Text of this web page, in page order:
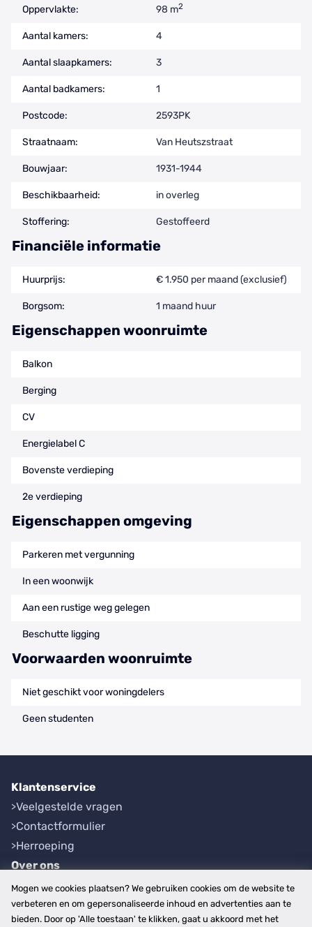
Oppervlakte: 98 m2
Aantal kamers: 4
Aantal slaapkamers: 3
Aantal badkamers: 1
Postcode: 2593PK
Straatnaam: Van Heutszstraat
Bouwjaar: 1931-1944
Beschikbaarheid: in overleg
Stoffering: Gestoffeerd
Financiële informatie
Huurprijs: € 1.950 per maand (exclusief)
Borgsom: 1 maand huur
Eigenschappen woonruimte
Balkon
Berging
CV
Energielabel C
Bovenste verdieping
2e verdieping
Eigenschappen omgeving
Parkeren met vergunning
In een woonwijk
Aan een rustige weg gelegen
Beschutte ligging
Voorwaarden woonruimte
Niet geschikt voor woningdelers
Geen studenten
Klantenservice
Veelgestelde vragen
Contactformulier
Herroeping
Over ons
Bedrijfsgegevens
Werkwijze
Overzichten
Mogen we cookies plaatsen? We gebruiken cookies om de website te
verbeteren en om gepersonaliseerde inhoud en advertenties aan te
bieden. Door op 'Alle toestaan' te klikken, gaat u akkoord met het